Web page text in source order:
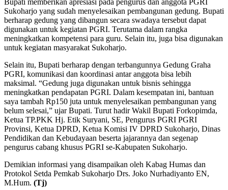
Sukoharjo yang sudah menyelesaikan pembangunan gedung. Bupati
berharap gedung yang dibangun secara swadaya tersebut dapat
digunakan untuk kegiatan PGRI. Terutama dalam rangka
meningkatkan kompetensi para guru. Selain itu, juga bisa digunakan
untuk kegiatan masyarakat Sukoharjo.
Selain itu, Bupati berharap dengan terbangunnya Gedung Graha
PGRI, komunikasi dan koordinasi antar anggota bisa lebih
maksimal. “Gedung juga digunakan untuk bisnis sehingga
meningkatkan pendapatan PGRI. Dalam kesempatan ini, bantuan
saya tambah Rp150 juta untuk menyelesaikan pembangunan yang
belum selesai,” ujar Bupati. Turut hadir Wakil Bupati Forkopimda,
Ketua TP.PKK Hj. Etik Suryani, SE, Pengurus PGRI PGRI
Provinsi, Ketua DPRD, Ketua Komisi IV DPRD Sukoharjo, Dinas
Pendidikan dan Kebudayaan beserta jajarannya dan segenap
pengurus cabang khusus PGRI se-Kabupaten Sukoharjo.
Demikian informasi yang disampaikan oleh Kabag Humas dan
Protokol Setda Pemkab Sukoharjo Drs. Joko Nurhadiyanto EN,
M.Hum. (Tj)